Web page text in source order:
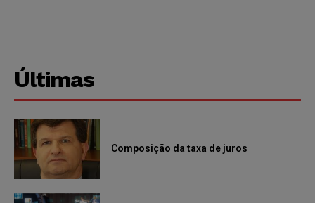
Últimas
Composição da taxa de juros